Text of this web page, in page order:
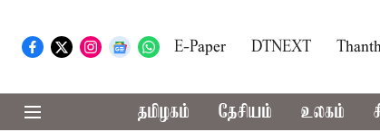
E-Paper DTNEXT
தமிழகம் தேசியம் உலகம்